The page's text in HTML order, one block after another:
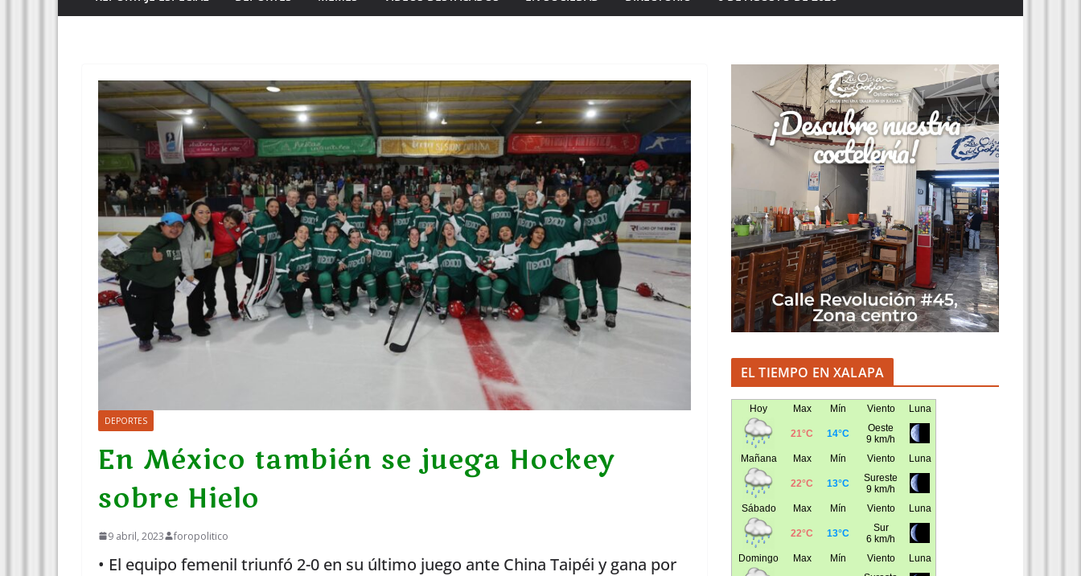
DEPORTES
En México también se juega Hockey
sobre Hielo
9 abril, 2023 foropolitico
• El equipo femenil triunfó 2-0 en su último juego ante China Taipéi y gana por
EL TIEMPO EN XALAPA